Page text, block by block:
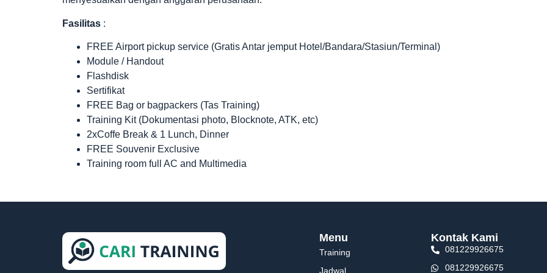
Fasilitas :
FREE Airport pickup service (Gratis Antar jemput Hotel/Bandara/Stasiun/Terminal)
Module / Handout
Flashdisk
Sertifikat
FREE Bag or bagpackers (Tas Training)
Training Kit (Dokumentasi photo, Blocknote, ATK, etc)
2xCoffe Break & 1 Lunch, Dinner
FREE Souvenir Exclusive
Training room full AC and Multimedia
Menu
Training
Jadwal
Kontak Kami
081229926675
081229926675